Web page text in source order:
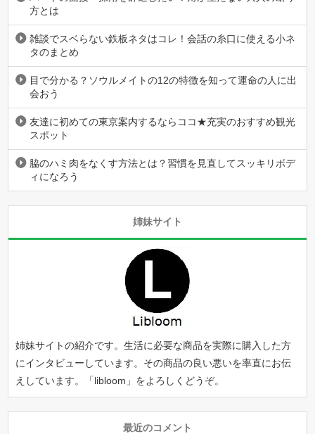
方とは
雑談でスベらない鉄板ネタはコレ！会話の糸口に使える小ネ
タのまとめ
目で分かる？ソウルメイトの12の特徴を知って運命の人に出
会おう
友達に初めての東京案内するならココ★充実のおすすめ観光
スポット
脇のハミ肉をなくす方法とは？習慣を見直してスッキリボデ
ィになろう
姉妹サイト
姉妹サイトの紹介です。生活に必要な商品を実際に購入した方
にインタビューしています。その商品の良い悪いを率直にお伝
えしています。「libloom 」をよろしくどうぞ。
最近のコメント